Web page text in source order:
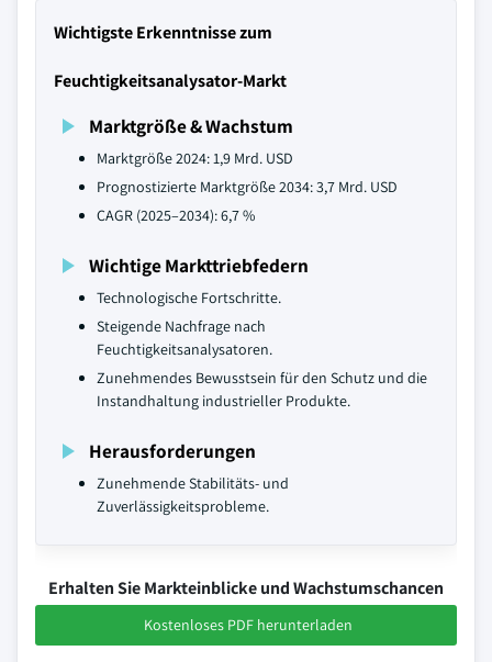
Wichtigste Erkenntnisse zum
Feuchtigkeitsanalysator-Markt
Marktgröße & Wachstum
Marktgröße 2024: 1,9 Mrd. USD
Prognostizierte Marktgröße 2034: 3,7 Mrd. USD
CAGR (2025–2034): 6,7 %
Wichtige Markttriebfedern
Technologische Fortschritte.
Steigende Nachfrage nach
Feuchtigkeitsanalysatoren.
Zunehmendes Bewusstsein für den Schutz und die
Instandhaltung industrieller Produkte.
Herausforderungen
Zunehmende Stabilitäts- und
Zuverlässigkeitsprobleme.
Erhalten Sie Markteinblicke und Wachstumschancen
Kostenloses PDF herunterladen